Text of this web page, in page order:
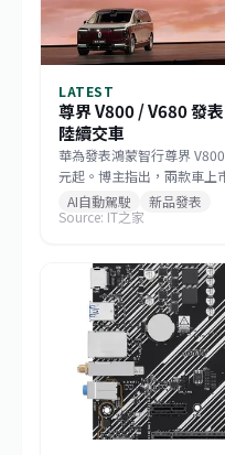
LATEST
尊界 V800 / V680 發
陸續交車
華為發表鴻蒙智行尊界
元起。博主指出，兩款車上
V800 導入面向 L3 自動駕
付。
AI自動駕駛 新品發表
Source: IT之家